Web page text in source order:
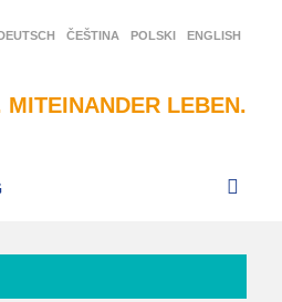
ČEŠTINA POLSKI ENGLISH
LEBEN.